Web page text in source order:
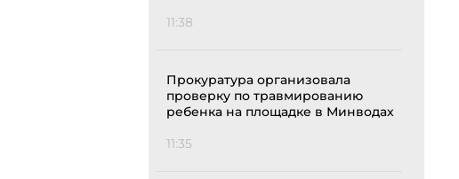
11:38
Прокуратура организовала
проверку по травмированию
ребенка на площадке в Минводах
11:35